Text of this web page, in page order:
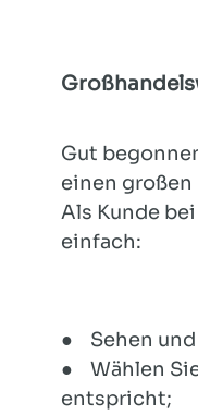
Gut
einen
Als Kunde
einfach:
● Sehen und
● Wählen
entspricht;